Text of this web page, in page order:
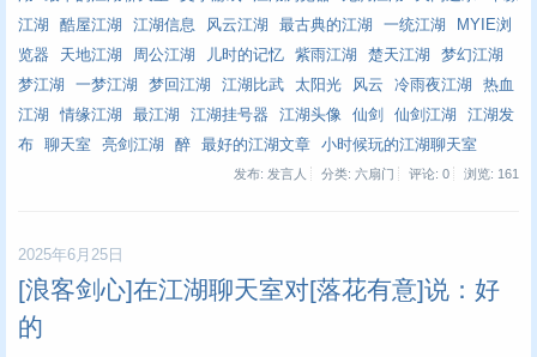
江湖
酷屋江湖 江湖信息 风云江湖 最古典的江湖 一统江湖
MYIE浏
览器
天地江湖 周公江湖 儿时的记忆 紫雨江湖 楚天江湖
梦幻江湖
梦江湖
一梦江湖 梦回江湖 江湖比武 太阳光 风云 冷雨夜江湖
热血
江湖
情缘江湖 最江湖 江湖挂号器 江湖头像 仙剑 仙剑江湖
江湖发
布
聊天室 亮剑江湖 醉 最好的江湖文章 小时候玩的江湖聊天室
发布: 发言人 分类: 六扇门 评论: 0 浏览: 161
2025年6月25日
[浪客剑心]在江湖聊天室对[落花有意]说：好
的